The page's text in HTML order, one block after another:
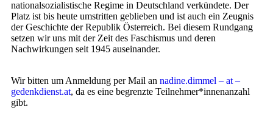
nationalsozialistische Regime in Deutschland verkündete. Der
Platz ist bis heute umstritten geblieben und ist auch ein Zeugnis
der Geschichte der Republik Österreich. Bei diesem Rundgang
setzen wir uns mit der Zeit des Faschismus und deren
Nachwirkungen seit 1945 auseinander.
Wir bitten um Anmeldung per Mail an nadine.dimmel – at –
gedenkdienst.at, da es eine begrenzte Teilnehmer*innenanzahl
gibt.